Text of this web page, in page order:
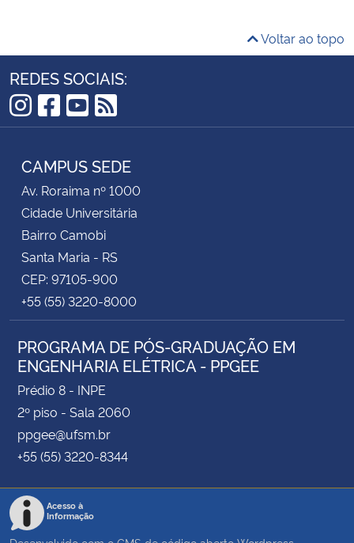
Voltar ao topo
REDES SOCIAIS:
Instagram
Facebook
YouTube
RSS
CAMPUS SEDE
Av. Roraima nº 1000
Cidade Universitária
Bairro Camobi
Santa Maria - RS
CEP: 97105-900
+55 (55) 3220-8000
PROGRAMA DE PÓS-GRADUAÇÃO EM
ENGENHARIA ELÉTRICA - PPGEE
Prédio 8 - INPE
2º piso - Sala 2060
ppgee@ufsm.br
+55 (55) 3220-8344
Acesso à
Informação